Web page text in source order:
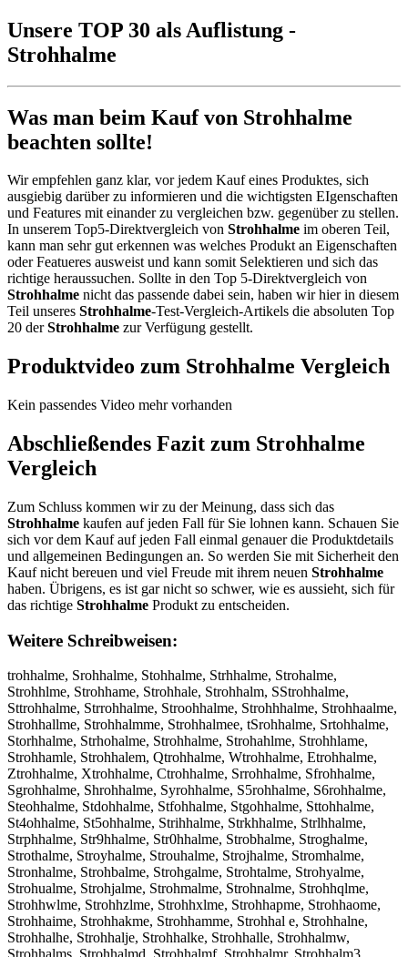
Unsere TOP 30 als Auflistung -
Strohhalme
Was man beim Kauf von Strohhalme
beachten sollte!
Wir empfehlen ganz klar, vor jedem Kauf eines Produktes, sich
ausgiebig darüber zu informieren und die wichtigsten EIgenschaften
und Features mit einander zu vergleichen bzw. gegenüber zu stellen.
In unserem Top5-Direktvergleich von Strohhalme im oberen Teil,
kann man sehr gut erkennen was welches Produkt an Eigenschaften
oder Featueres ausweist und kann somit Selektieren und sich das
richtige heraussuchen. Sollte in den Top 5-Direktvergleich von
Strohhalme nicht das passende dabei sein, haben wir hier in diesem
Teil unseres Strohhalme-Test-Vergleich-Artikels die absoluten Top
20 derStrohhalme zur Verfügung gestellt.
Produktvideo zum Strohhalme Vergleich
Kein passendes Video mehr vorhanden
Abschließendes Fazit zum Strohhalme
Vergleich
Zum Schluss kommen wir zu der Meinung, dass sich das
Strohhalme kaufen auf jeden Fall für Sie lohnen kann. Schauen Sie
sich vor dem Kauf auf jeden Fall einmal genauer die Produktdetails
und allgemeinen Bedingungen an. So werden Sie mit Sicherheit den
Kauf nicht bereuen und viel Freude mit ihrem neuen Strohhalme
haben. Übrigens, es ist gar nicht so schwer, wie es aussieht, sich für
das richtige Strohhalme Produkt zu entscheiden.
Weitere Schreibweisen:
trohhalme, Srohhalme, Stohhalme, Strhhalme, Strohalme,
Strohhlme, Strohhame, Strohhale, Strohhalm, SStrohhalme,
Sttrohhalme, Strrohhalme, Stroohhalme, Strohhhalme, Strohhaalme,
Strohhallme, Strohhalmme, Strohhalmee, tSrohhalme, Srtohhalme,
Storhhalme, Strhohalme, Strohhalme, Strohahlme, Strohhlame,
Strohhamle, Strohhalem, Qtrohhalme, Wtrohhalme, Etrohhalme,
Ztrohhalme, Xtrohhalme, Ctrohhalme, Srrohhalme, Sfrohhalme,
Sgrohhalme, Shrohhalme, Syrohhalme, S5rohhalme, S6rohhalme,
Steohhalme, Stdohhalme, Stfohhalme, Stgohhalme, Sttohhalme,
St4ohhalme, St5ohhalme, Strihhalme, Strkhhalme, Strlhhalme,
Strphhalme, Str9hhalme, Str0hhalme, Strobhalme, Stroghalme,
Strothalme, Stroyhalme, Strouhalme, Strojhalme, Stromhalme,
Stronhalme, Strohbalme, Strohgalme, Strohtalme, Strohyalme,
Strohualme, Strohjalme, Strohmalme, Strohnalme, Strohhqlme,
Strohhwlme, Strohhzlme, Strohhxlme, Strohhapme, Strohhaome,
Strohhaime, Strohhakme, Strohhamme, Strohhal e, Strohhalne,
Strohhalhe, Strohhalje, Strohhalke, Strohhalle, Strohhalmw,